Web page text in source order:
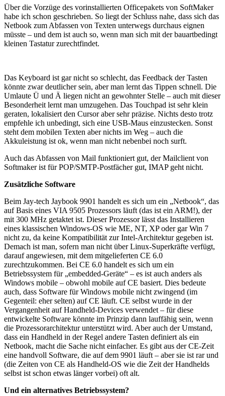
Über die Vorzüge des vorinstallierten Officepakets von SoftMaker
habe ich schon geschrieben. So liegt der Schluss nahe, dass sich das
Netbook zum Abfassen von Texten unterwegs durchaus eignen
müsste – und dem ist auch so, wenn man sich mit der bauartbedingt
kleinen Tastatur zurechtfindet.
Das Keyboard ist gar nicht so schlecht, das Feedback der Tasten
könnte zwar deutlicher sein, aber man lernt das Tippen schnell. Die
Umlaute Ü und Ä liegen nicht an gewohnter Stelle – auch mit dieser
Besonderheit lernt man umzugehen. Das Touchpad ist sehr klein
geraten, lokalisiert den Cursor aber sehr präzise. Nichts desto trotz
empfehle ich unbedingt, sich eine USB-Maus einzustecken. Sonst
steht dem mobilen Texten aber nichts im Weg – auch die
Akkuleistung ist ok, wenn man nicht nebenbei noch surft.
Auch das Abfassen von Mail funktioniert gut, der Mailclient von
Softmaker ist für POP/SMTP-Postfächer gut, IMAP geht nicht.
Zusätzliche Software
Beim Jay-tech Jaybook 9901 handelt es sich um ein „Netbook“, das
auf Basis eines VIA 9505 Prozessors läuft (das ist ein ARM!), der
mit 300 MHz getaktet ist. Dieser Prozessor lässt das Installieren
eines klassischen Windows-OS wie ME, NT, XP oder gar Win 7
nicht zu, da keine Kompatibilität zur Intel-Architektur gegeben ist.
Demach ist man, sofern man nicht über Linux-Superkräfte verfügt,
darauf angewiesen, mit dem mitgelieferten CE 6.0
zurechtzukommen. Bei CE 6.0 handelt es sich um ein
Betriebssystem für „embedded-Geräte“ – es ist auch anders als
Windows mobile – obwohl mobile auf CE basiert. Dies bedeute
auch, dass Software für Windows mobile nicht zwingend (im
Gegenteil: eher selten) auf CE läuft. CE selbst wurde in der
Vergangenheit auf Handheld-Devices verwendet – für diese
entwickelte Software könnte im Prinzip dann lauffähig sein, wenn
die Prozessorarchitektur unterstützt wird. Aber auch der Umstand,
dass ein Handheld in der Regel andere Tasten definiert als ein
Netbook, macht die Sache nicht einfacher. Es gibt aus der CE-Zeit
eine handvoll Software, die auf dem 9901 läuft – aber sie ist rar und
(die Zeiten von CE als Handheld-OS wie die Zeit der Handhelds
selbst ist schon etwas länger vorbei) oft alt.
Und ein alternatives Betriebssystem?